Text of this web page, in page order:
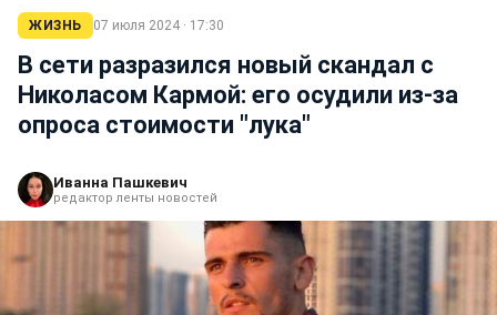
ЖИЗНЬ 07 июля 2024 · 17:30
В сети разразился новый скандал с
Николасом Кармой: его осудили из-за
опроса стоимости "лука"
Иванна Пашкевич
редактор ленты новостей